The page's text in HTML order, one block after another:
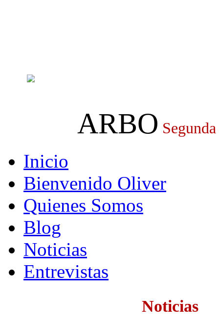
ARBO
Inicio
Bienvenido Oliver
Quienes Somos
Blog
Noticias
Entrevistas
Noticias